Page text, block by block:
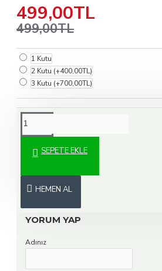
499,00TL
499,00TL
1 Kutu
2 Kutu (+400,00TL)
3 Kutu (+700,00TL)
SEPETE EKLE
HEMEN AL
KARGO
YORUM YAP
Adınız